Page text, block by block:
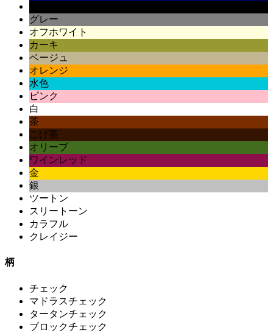
グレー
オフホワイト
カーキ
ベージュ
オレンジ
水色
ピンク
白
茶
こげ茶
オリーブ
ワインレッド
金
銀
ツートン
スリートーン
カラフル
クレイジー
柄
チェック
マドラスチェック
タータンチェック
ブロックチェック